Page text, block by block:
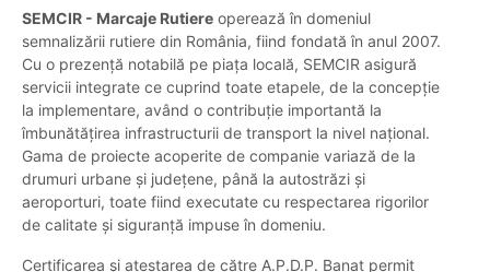
SEMCIR - Marcaje Rutiere operează în domeniul
semnalizării rutiere din România, fiind fondată în anul 2007.
Cu o prezență notabilă pe piața locală, SEMCIR asigură
servicii integrate ce cuprind toate etapele, de la concepție
la implementare, având o contribuție importantă la
îmbunătățirea infrastructurii de transport la nivel național.
Gama de proiecte acoperite de companie variază de la
drumuri urbane și județene, până la autostrăzi și
aeroporturi, toate fiind executate cu respectarea rigorilor
de calitate și siguranță impuse în domeniu.
Certificarea și atestarea de către A.P.D.P. Banat permit